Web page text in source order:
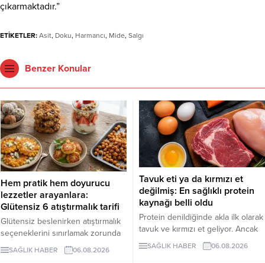
çıkarmaktadır.”
ETİKETLER: Asit, Doku, Harmancı, Mide, Salgı
Benzer Konular
Hem pratik hem doyurucu
lezzetler arayanlara:
Glütensiz 6 atıştırmalık tarifi
Glütensiz beslenirken atıştırmalık
seçeneklerini sınırlamak zorunda
değilsiniz. Evde kolayca
hazırlayabileceğiniz bu 5 glütensiz
SAĞLIK HABER 06.08.2026
Tavuk eti ya da kırmızı et
değilmiş: En sağlıklı protein
kaynağı belli oldu
Protein denildiğinde akla ilk olarak
tavuk ve kırmızı et geliyor. Ancak
bilim insanları, son yıllarda yapılan
araştırmaların kurubaklagilleri daha
SAĞLIK HABER 06.08.2026